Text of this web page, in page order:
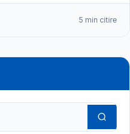
5 min citire